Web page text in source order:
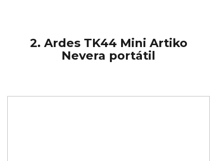
2. Ardes TK44 Mini Artiko
Nevera portátil